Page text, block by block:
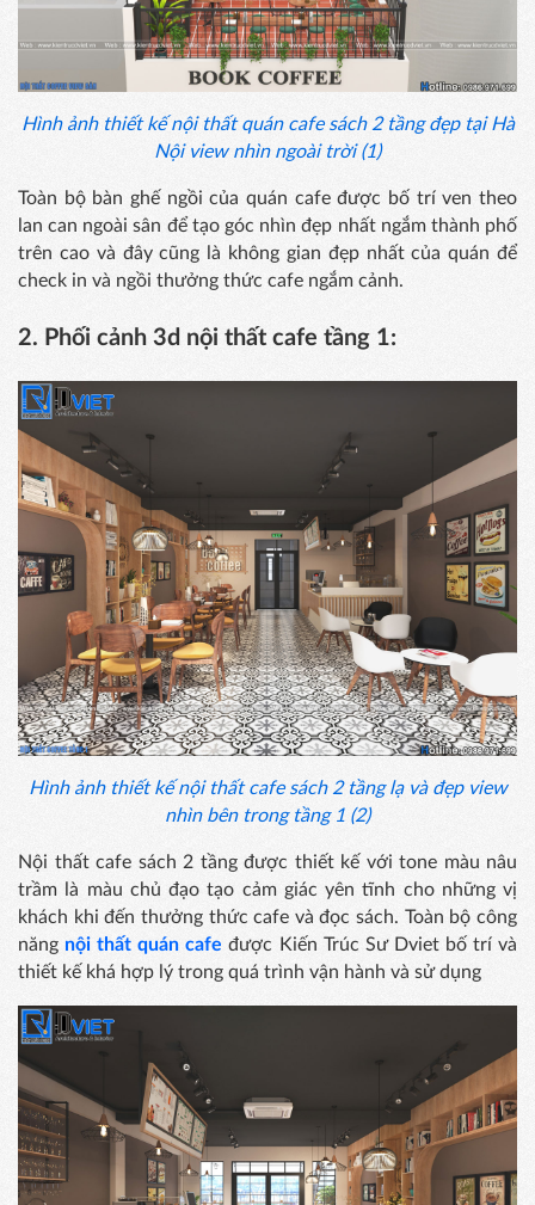
Hình ảnh thiết kế nội thất quán cafe sách 2 tầng đẹp tại Hà
Nội view nhìn ngoài trời (1)
Toàn bộ bàn ghế ngồi của quán cafe được bố trí ven theo
lan can ngoài sân để tạo góc nhìn đẹp nhất ngắm thành phố
trên cao và đây cũng là không gian đẹp nhất của quán để
check in và ngồi thưởng thức cafe ngắm cảnh.
2. Phối cảnh 3d nội thất cafe tầng 1:
Hình ảnh thiết kế nội thất cafe sách 2 tầng lạ và đẹp view
nhìn bên trong tầng 1 (2)
Nội thất cafe sách 2 tầng được thiết kế với tone màu nâu
trầm là màu chủ đạo tạo cảm giác yên tĩnh cho những vị
khách khi đến thưởng thức cafe và đọc sách. Toàn bộ công
năng nội thất quán cafe được Kiến Trúc Sư Dviet bố trí và
thiết kế khá hợp lý trong quá trình vận hành và sử dụng